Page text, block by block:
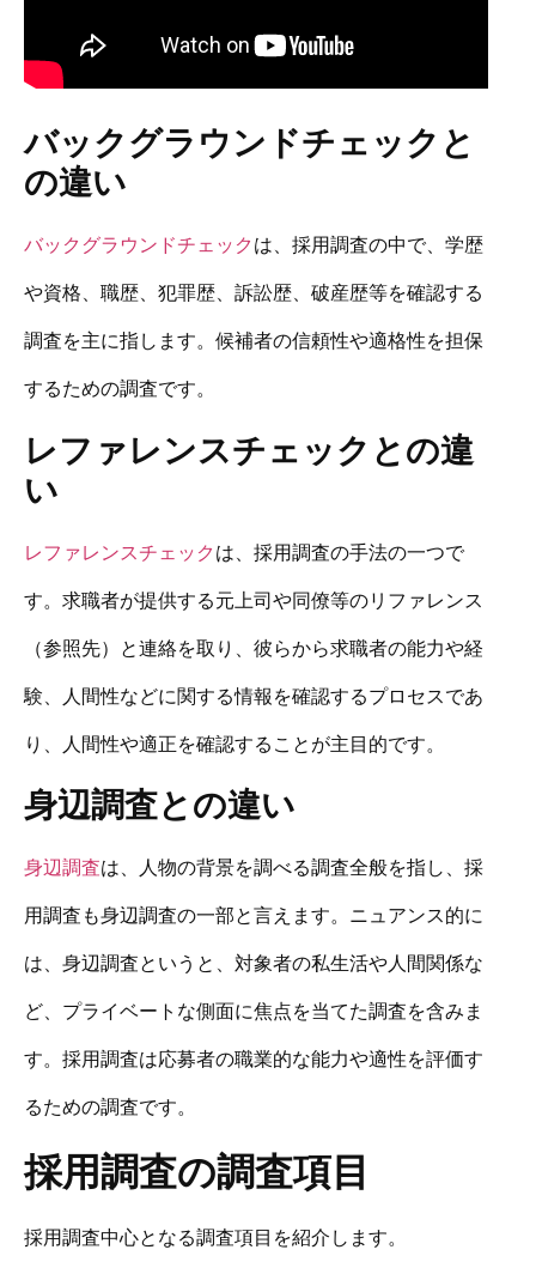
バックグラウンドチェックと
の違い
バックグラウンドチェックは、採用調査の中で、学歴
や資格、職歴、犯罪歴、訴訟歴、破産歴等を確認する
調査を主に指します。候補者の信頼性や適格性を担保
するための調査です。
レファレンスチェックとの違
い
レファレンスチェックは、採用調査の手法の一つで
す。求職者が提供する元上司や同僚等のリファレンス
（参照先）と連絡を取り、彼らから求職者の能力や経
験、人間性などに関する情報を確認するプロセスであ
り、人間性や適正を確認することが主目的です。
身辺調査との違い
身辺調査は、人物の背景を調べる調査全般を指し、採
用調査も身辺調査の一部と言えます。ニュアンス的に
は、身辺調査というと、対象者の私生活や人間関係な
ど、プライベートな側面に焦点を当てた調査を含みま
す。採用調査は応募者の職業的な能力や適性を評価す
るための調査です。
採用調査の調査項目
採用調査中心となる調査項目を紹介します。